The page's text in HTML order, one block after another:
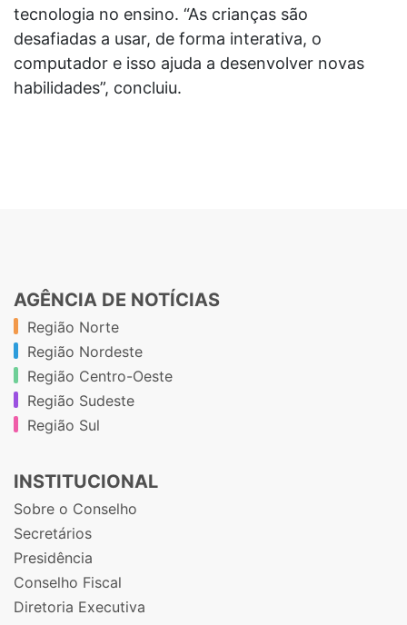
tecnologia no ensino. “As crianças são
desafiadas a usar, de forma interativa, o
computador e isso ajuda a desenvolver novas
habilidades”, concluiu.
AGÊNCIA DE NOTÍCIAS
Região Norte
Região Nordeste
Região Centro-Oeste
Região Sudeste
Região Sul
INSTITUCIONAL
Sobre o Conselho
Secretários
Presidência
Conselho Fiscal
Diretoria Executiva